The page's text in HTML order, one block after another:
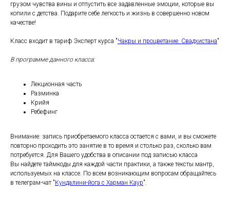
грузом чувства вины и отпустить все задавленные эмоции, которые вы
копили с детства. Подарите себе легкость и жизнь в совершенно новом
качестве!
Класс входит в тариф Эксперт курса "Чакры и процветание. Свадхистана"
В программе данного класса:
Лекционная часть
Разминка
Крийя
Ребефинг
Внимание: запись приобретаемого класса остается с вами, и вы сможете
повторно проходить это занятие в то время и столько раз, сколько вам
потребуется. Для Вашего удобства в описании под записью класса
Вы найдете таймкоды для каждой части практики, а также тексты мантр,
используемых на классе. По всем возникающим вопросам обращайтесь
в телеграм-чат "Кундалини-йога с Харман Каур".